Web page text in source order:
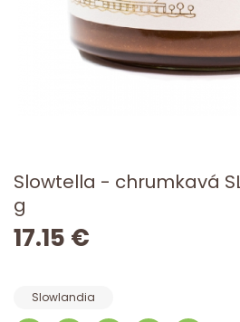
Slowtella - chrumkavá
g
17.15 €
Slowlandia